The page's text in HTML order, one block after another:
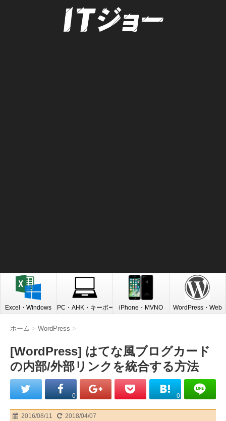
Excel・Windows PC・AHK・キーボードiPhone・MVNO WordPress・Web
ホーム > WordPress >
[WordPress] はてな風ブログカード
の内部/外部リンクを統合する方法
0 0
2016/08/11 2018/04/07